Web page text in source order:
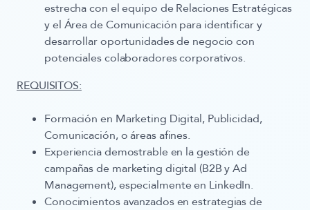
estrecha con el equipo de Relaciones Estratégicas
y el Área de Comunicación para identificar y
desarrollar oportunidades de negocio con
potenciales colaboradores corporativos.
REQUISITOS:
Formación en Marketing Digital, Publicidad,
Comunicación, o áreas afines.
Experiencia demostrable en la gestión de
campañas de marketing digital (B2B y Ad
Management), especialmente en LinkedIn.
Conocimientos avanzados enestrategias de